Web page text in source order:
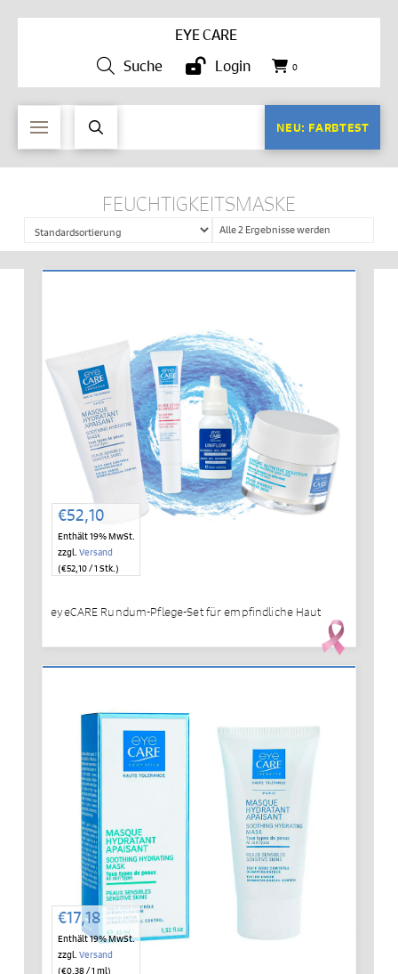
EYE CARE
Suche
Login 0
NEU: FARBTEST
FEUCHTIGKEITSMASKE
Alle 2 Ergebnisse werden
angezeigt
€52,10
Enthält 19% MwSt.
zzgl. Versand
(€52,10/ 1 Stk.)
IN DEN WARENKORB
eyeCARE Rundum-Pflege-Set für empfindliche Haut
€17,18
Enthält 19% MwSt.
zzgl. Versand
(€0,38/ 1 ml)
IN DEN WARENKORB